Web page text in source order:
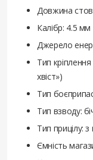
Довжина
Калібр: 4.5 мм
Джерело
Тип
хвіст»)
Тип
Тип взводу:
Тип прицілу:
Ємність